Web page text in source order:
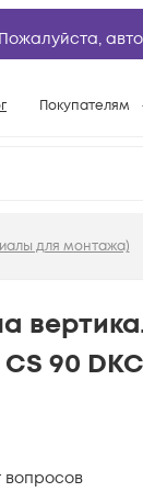
Покупателям
Условия
Возврат
Вопросы и
для монтажа)
90
вопросов